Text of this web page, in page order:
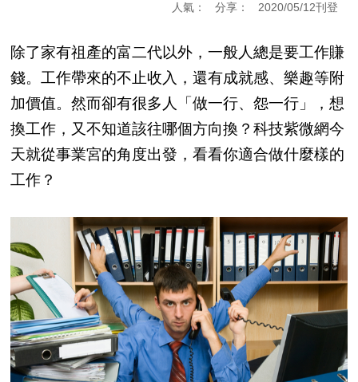
人氣： 分享： 2020/05/12刊登
除了家有祖產的富二代以外，一般人總是要工作賺
錢。工作帶來的不止收入，還有成就感、樂趣等附
加價值。然而卻有很多人「做一行、怨一行」，想
換工作，又不知道該往哪個方向換？科技紫微網今
天就從事業宮的角度出發，看看你適合做什麼樣的
工作？